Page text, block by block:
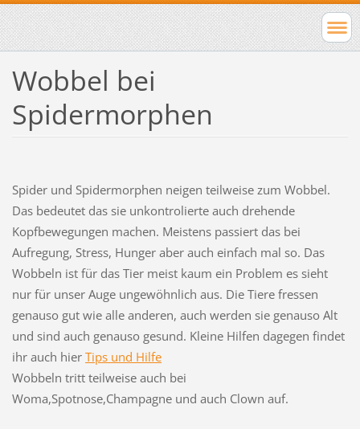
Wobbel bei
Spidermorphen
Spider und Spidermorphen neigen teilweise zum Wobbel.
Das bedeutet das sie unkontrolierte auch drehende
Kopfbewegungen machen. Meistens passiert das bei
Aufregung, Stress, Hunger aber auch einfach mal so. Das
Wobbeln ist für das Tier meist kaum ein Problem es sieht
nur für unser Auge ungewöhnlich aus. Die Tiere fressen
genauso gut wie alle anderen, auch werden sie genauso Alt
und sind auch genauso gesund. Kleine Hilfen dagegen findet
ihr auch hier Tips und Hilfe
Wobbeln tritt teilweise auch bei
Woma,Spotnose,Champagne und auch Clown auf.